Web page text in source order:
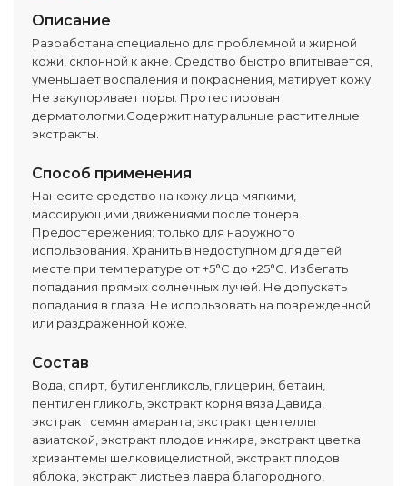
Описание
Разработана специально для проблемной и жирной
кожи, склонной к акне. Средство быстро впитывается,
уменьшает воспаления и покраснения, матирует кожу.
Не закупоривает поры. Протестирован
дерматологми.Содержит натуральные растителные
экстракты.
Способ применения
Нанесите средство на кожу лица мягкими,
массирующими движениями после тонера.
Предостережения: только для наружного
использования. Хранить в недоступном для детей
месте при температуре от +5°C до +25°C. Избегать
попадания прямых солнечных лучей. Не допускать
попадания в глаза. Не использовать на поврежденной
или раздраженной коже.
Состав
Вода, спирт, бутиленгликоль, глицерин, бетаин,
пентилен гликоль, экстракт корня вяза Давида,
экстракт семян амаранта, экстракт центеллы
азиатской, экстракт плодов инжира, экстракт цветка
хризантемы шелковицелистной, экстракт плодов
яблока, экстракт листьев лавра благородного,